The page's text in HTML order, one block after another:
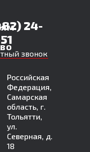
24-
звонок
Российская
Федерация,
Самарская
область, г.
Тольятти,
ул.
Северная, д.
18